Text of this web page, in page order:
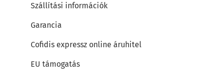
Szállítási információk
Garancia
Cofidis expressz online áruhitel
EU támogatás